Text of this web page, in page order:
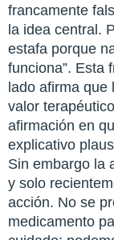
francamente
la idea central.
estafa porque
funciona”. Esta
lado afirma que
valor
afirmación en
explicativo
Sin embargo la
y solo
acción. No se
medicamento